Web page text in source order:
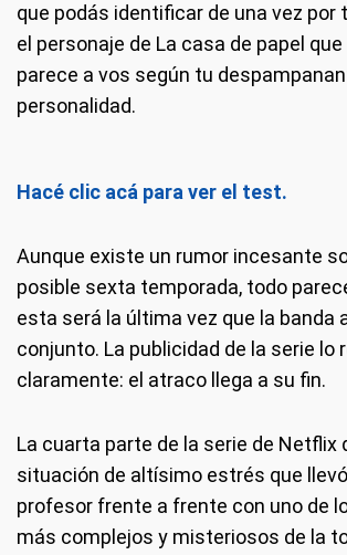
que podás identificar de una vez por
el personaje de La casa de papel
parece a vos según tu
personalidad.
Hacé clic acá para ver el test.
Aunque existe un rumor incesante
posible sexta temporada, todo
esta será la última vez que la banda
conjunto. La publicidad de la serie lo
claramente: el atraco llega a su fin.
La cuarta parte de la serie de Netflix
situación de altísimo estrés que
profesor frente a frente con uno de
más complejos y misteriosos de la